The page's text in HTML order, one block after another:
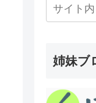
姉妹ブ